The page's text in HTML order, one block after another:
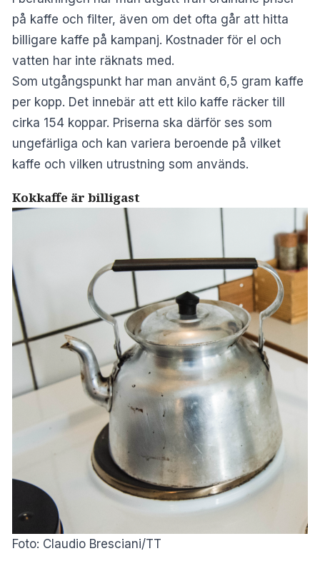
på kaffe och filter, även om det ofta går att hitta
billigare kaffe på kampanj. Kostnader för el och
vatten har inte räknats med.
Som utgångspunkt har man använt 6,5 gram kaffe
per kopp. Det innebär att ett kilo kaffe räcker till
cirka 154 koppar. Priserna ska därför ses som
ungefärliga och kan variera beroende på vilket
kaffe och vilken utrustning som används.
Kokkaffe är billigast
Foto: Claudio Bresciani/TT